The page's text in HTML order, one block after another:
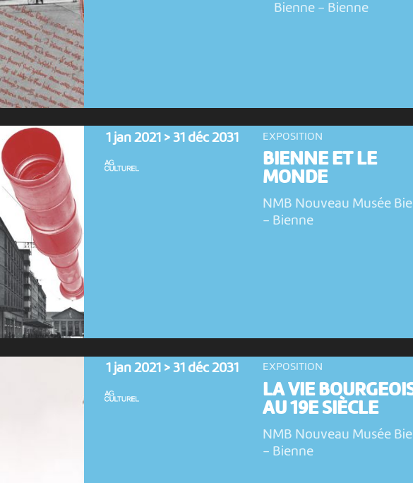
Bienne - Bienne
1 jan 2021 > 31 déc 2031 EXPOSITION
BIENNE ET LE
MONDE
NMB Nouveau Musée
- Bienne
1 jan 2021 > 31 déc 2031 EXPOSITION
LA VIE
AU 19E SIÈCLE
NMB Nouveau Musée
- Bienne